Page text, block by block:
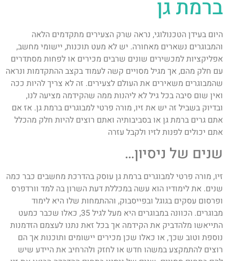
ברמת גן
היום בעידן הטכנולוגי, נראה שרק הצעירים מתקדמים הלאה
והמבוגרים נשארים מאחורה. יש לא מעט תוכנות, יישומי מחשב,
אפליקציות למכשירים שונים שרבים מכירים או לפחות מסתדרים
עם חלק מהם, אך מגיל מסויים קשה לעמוד בקצב ההתקדמות ונראה
שהמבוגרים משאירים את העולם לצעירים. זה לא צריך להיות ככה
ואין שום סיבה בכל גיל לא ליהנות ממה שהקידמה מציעה לנו,
ובדיוק בשביל זה יש את זיו, מורה פרטי למבוגרים ברמת גן. אז אם
אתם גרים ברמת גן או בסביבותיה ואתם רוצים להיות חלק מהכלל
אתם יכולים לפנות לזיו ולקבל עזרה
שנים של ניסיון…
זיו, מורה פרטי למבוגרים ברמת גן עוסק בהדרכת מחשבים כבר כמה
שנים. את לימודיו הוא עשה במכללת דעת השרון בה למד וורדפרס
ופרסום עסקים בגוגל ובפייסבוק, וההתמחות שלו היא לימוד
מבוגרים. הכוונה במבוגרים היא מעל לגיל 35, כאלו שכבר כמעט
התייאשו מלהדביק את הקידמה אך בכל זאת נתנו לעצמם הזדמנות
נוספת וטוב שכך, או כאלו שכן מכירים יישומים ותוכנות אך הם
רוצים להתמקצע במשהו חדש או לחזק ולהרחיב את היידע שיש